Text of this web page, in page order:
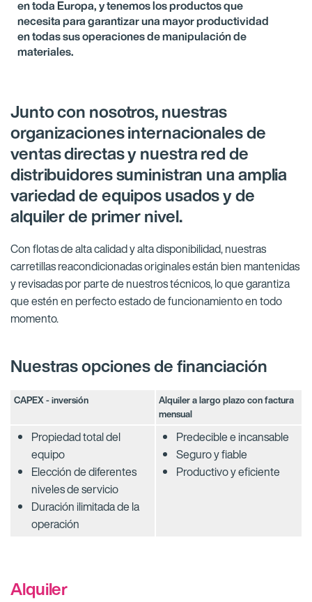
en toda Europa, y tenemos los productos que
necesita para garantizar una mayor productividad
en todas sus operaciones de manipulación de
materiales.
Junto con nosotros, nuestras
organizaciones internacionales de
ventas directas y nuestra red de
distribuidores suministran una amplia
variedad de equipos usados y de
alquiler de primer nivel.
Con flotas de alta calidad y alta disponibilidad, nuestras
carretillas reacondicionadas originales están bien mantenidas
y revisadas por parte de nuestros técnicos, lo que garantiza
que estén en perfecto estado de funcionamiento en todo
momento.
Nuestras opciones de financiación
CAPEX - inversión
Alquiler a largo plazo con factura
mensual
Propiedad total del
equipo
Elección de diferentes
niveles de servicio
Duración ilimitada de la
operación
Predecible e incansable​
Seguro y fiable​
Productivo y eficiente
Alquiler